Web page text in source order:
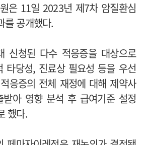
은 11일 2023년 제7차 암질환심
를 공개했다.
신청된 다수 적응증을 대상으로
타당성, 진료상 필요성 등을 우선
응증의 전체 재정에 대해 제약사
받아 영향 분석 후 급여기준 설정
했다.